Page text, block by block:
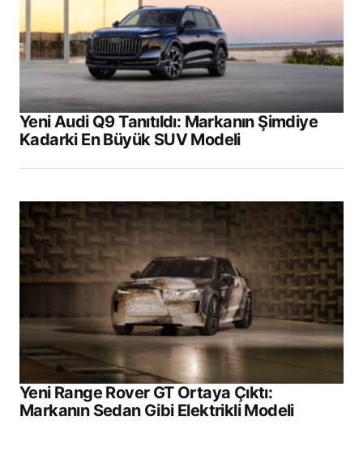
Yeni Audi Q9 Tanıtıldı: Markanın Şimdiye
Kadarki En Büyük SUV Modeli
Yeni Range Rover GT Ortaya Çıktı:
Markanın Sedan Gibi Elektrikli Modeli